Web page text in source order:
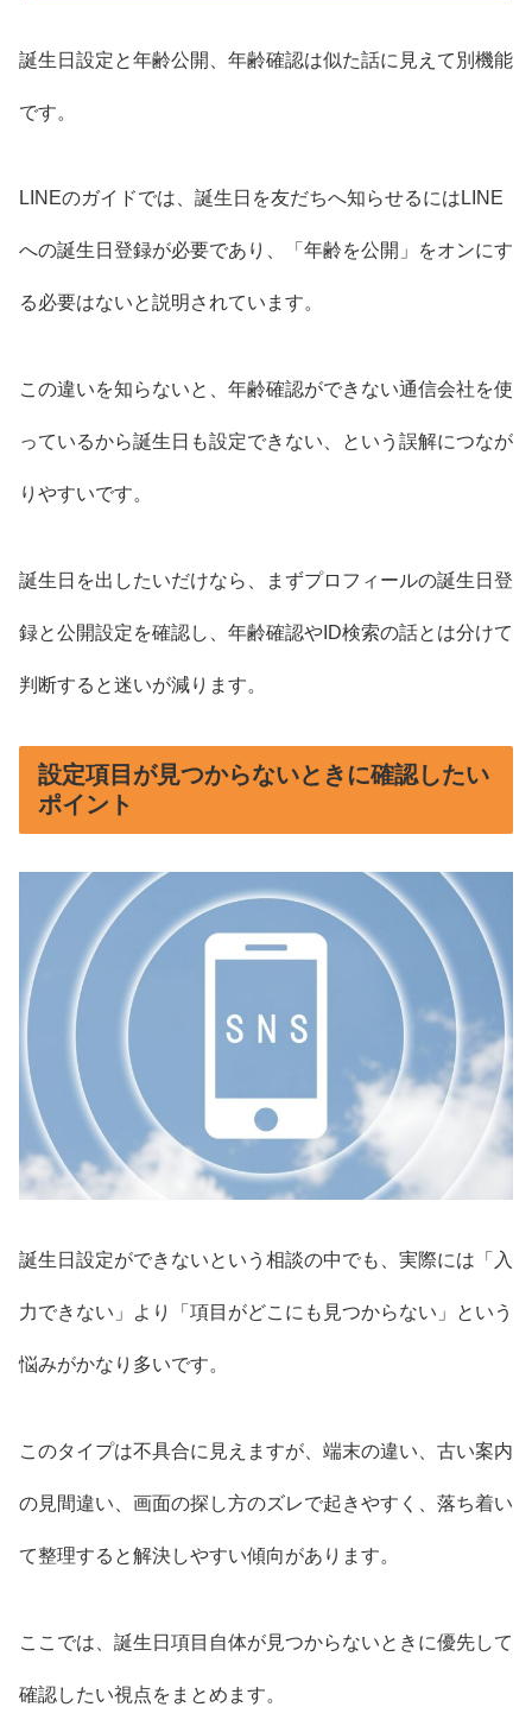
誕生日設定と年齢公開、年齢確認は似た話に見えて別機能
です。
LINEのガイドでは、誕生日を友だちへ知らせるにはLINE
への誕生日登録が必要であり、「年齢を公開」をオンにす
る必要はないと説明されています。
この違いを知らないと、年齢確認ができない通信会社を使
っているから誕生日も設定できない、という誤解につなが
りやすいです。
誕生日を出したいだけなら、まずプロフィールの誕生日登
録と公開設定を確認し、年齢確認やID検索の話とは分けて
判断すると迷いが減ります。
設定項目が見つからないときに確認したい
ポイント
誕生日設定ができないという相談の中でも、実際には「入
力できない」より「項目がどこにも見つからない」という
悩みがかなり多いです。
このタイプは不具合に見えますが、端末の違い、古い案内
の見間違い、画面の探し方のズレで起きやすく、落ち着い
て整理すると解決しやすい傾向があります。
ここでは、誕生日項目自体が見つからないときに優先して
確認したい視点をまとめます。